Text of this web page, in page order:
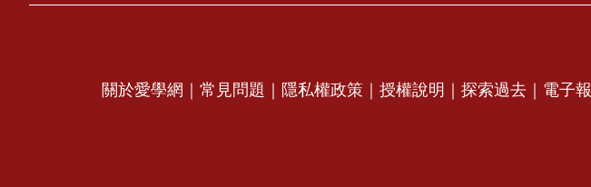
關於愛學網 常見問題 隱私權政策 授權說明 探索過去 電子報